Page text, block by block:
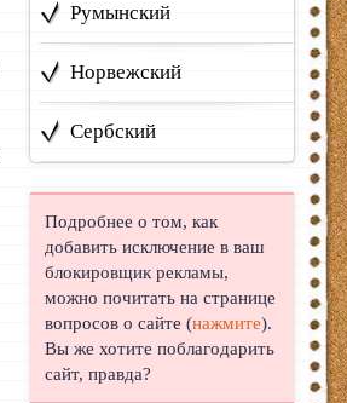
Румынский
Норвежский
Сербский
Подробнее о том, как
добавить исключение в ваш
блокировщик рекламы,
можно почитать на странице
вопросов о сайте (нажмите).
Вы же хотите поблагодарить
сайт, правда?